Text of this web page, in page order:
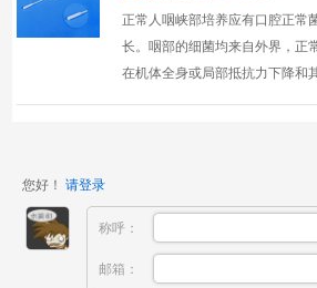
正常人咽峡部培养应有口腔正常
长。咽部的细菌均来自外界，正
在机体全身或局部抵抗力下降和
您好！ 请登录
称呼：
邮箱：